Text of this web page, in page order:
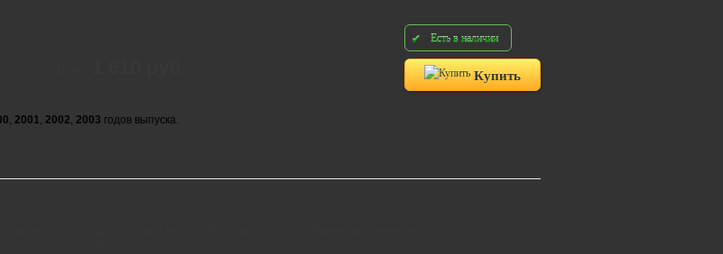
Есть в наличии
Купить
, 2001, 2002, 2003 годов выпуска.